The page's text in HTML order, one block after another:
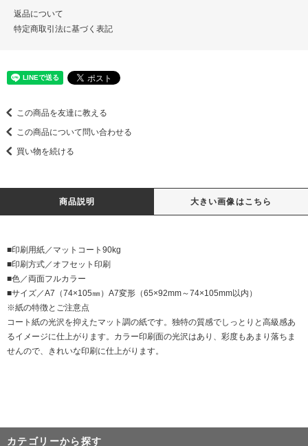
返品について
特定商取引法に基づく表記
この商品を友達に教える
この商品について問い合わせる
買い物を続ける
商品説明 大きい画像はこちら
■印刷用紙／マットコート90kg
■印刷方式／オフセット印刷
■色／両面フルカラー
■サイズ／A7（74×105㎜）A7変形（65×92mm～74×105mm以内）
※紙の特徴とご注意点
コート紙の光沢を抑えたマット調の紙です。独特の質感でしっとりと高級感あ
るイメージに仕上がります。カラー印刷面の光沢はあり、彩度もあまり落ちま
せんので、きれいな印刷に仕上がります。
カテゴリーから探す